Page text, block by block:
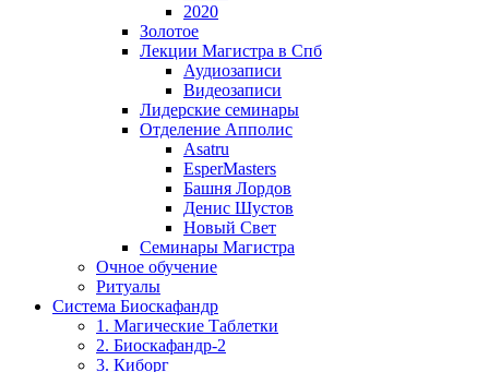
2020
Золотое
Лекции Магистра в Спб
Аудиозаписи
Видеозаписи
Лидерские семинары
Отделение Апполис
Asatru
EsperMasters
Башня Лордов
Денис Шустов
Новый Свет
Семинары Магистра
Очное обучение
Ритуалы
Система Биоскафандр
1. Магические Таблетки
2. Биоскафандр-2
3. Киборг